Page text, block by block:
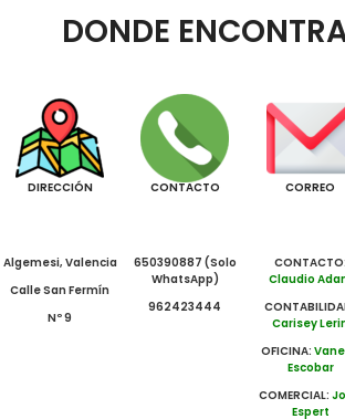
DONDE
DIRECCIÓN
Algemesi, Valencia
Calle San Fermín
Nº 9
CONTACTO
650390887 (Solo
WhatsApp)
962423444
CORREO
CONTACTO:
Claudio
Carisey
OFICINA:
Escobar
COMERCIAL:
Espert